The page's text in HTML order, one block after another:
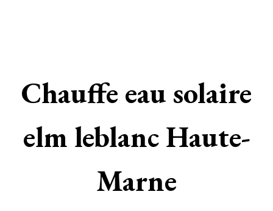
Chauffe eau solaire
elm leblanc Haute-
Marne